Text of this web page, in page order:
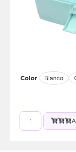
Color Blanco